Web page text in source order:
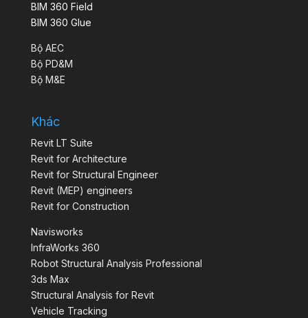
BIM 360 Field
BIM 360 Glue
Bộ AEC
Bộ PD&M
Bộ M&E
Khác
Revit LT Suite
Revit for Architecture
Revit for Structural Engineer
Revit (MEP) engineers
Revit for Construction
Navisworks
InfraWorks 360
Robot Structural Analysis Professional
3ds Max
Structural Analysis for Revit
Vehicle Tracking